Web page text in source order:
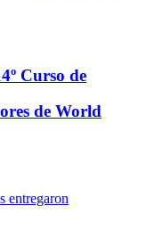
Curso de
de World